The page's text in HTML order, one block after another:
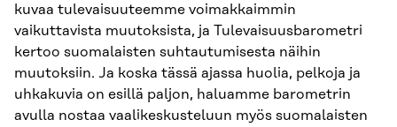
kuvaa tulevaisuuteemme voimakkaimmin
vaikuttavista muutoksista, ja Tulevaisuusbarometri
kertoo suomalaisten suhtautumisesta näihin
muutoksiin. Ja koska tässä ajassa huolia, pelkoja ja
uhkakuvia on esillä paljon, haluamme barometrin
avulla nostaa vaalikeskusteluun myös suomalaisten